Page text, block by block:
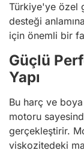
Türkiye'ye özel
desteği
için önemli bir
Güçlü
Yapı
Bu harç ve boya
motoru
gerçekleştirir.
viskozitedeki